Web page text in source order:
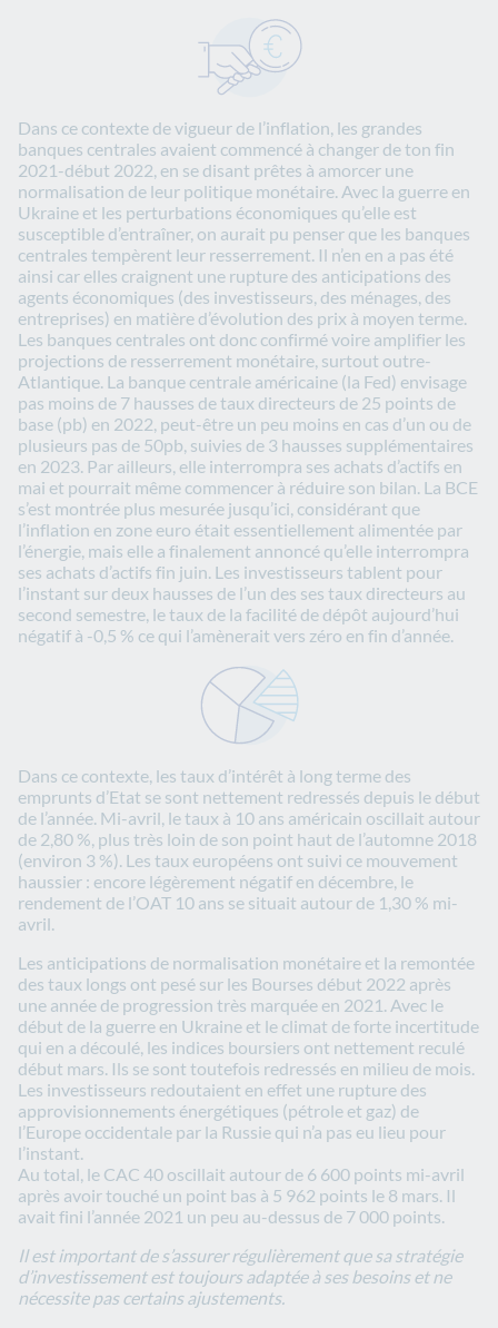
Dans ce contexte de vigueur de l’inflation, les grandes
banques centrales avaient commencé à changer de ton fin
2021-début 2022, en se disant prêtes à amorcer une
normalisation de leur politique monétaire. Avec la guerre en
Ukraine et les perturbations économiques qu’elle est
susceptible d’entraîner, on aurait pu penser que les banques
centrales tempèrent leur resserrement. Il n’en en a pas été
ainsi car elles craignent une rupture des anticipations des
agents économiques (des investisseurs, des ménages, des
entreprises) en matière d’évolution des prix à moyen terme.
Les banques centrales ont donc confirmé voire amplifier les
projections de resserrement monétaire, surtout outre-
Atlantique. La banque centrale américaine (la Fed) envisage
pas moins de 7 hausses de taux directeurs de 25 points de
base (pb) en 2022, peut-être un peu moins en cas d’un ou de
plusieurs pas de 50pb, suivies de 3 hausses supplémentaires
en 2023. Par ailleurs, elle interrompra ses achats d’actifs en
mai et pourrait même commencer à réduire son bilan. La BCE
s’est montrée plus mesurée jusqu’ici, considérant que
l’inflation en zone euro était essentiellement alimentée par
l’énergie, mais elle a finalement annoncé qu’elle interrompra
ses achats d’actifs fin juin. Les investisseurs tablent pour
l’instant sur deux hausses de l’un des ses taux directeurs au
second semestre, le taux de la facilité de dépôt aujourd’hui
négatif à -0,5 % ce qui l’amènerait vers zéro en fin d’année.
Dans ce contexte, les taux d’intérêt à long terme des
emprunts d’Etat se sont nettement redressés depuis le début
de l’année. Mi-avril, le taux à 10 ans américain oscillait autour
de 2,80 %, plus très loin de son point haut de l’automne 2018
(environ 3 %). Les taux européens ont suivi ce mouvement
haussier : encore légèrement négatif en décembre, le
rendement de l’OAT 10 ans se situait autour de 1,30 % mi-
avril.
Les anticipations de normalisation monétaire et la remontée
des taux longs ont pesé sur les Bourses début 2022 après
une année de progression très marquée en 2021. Avec le
début de la guerre en Ukraine et le climat de forte incertitude
qui en a découlé, les indices boursiers ont nettement reculé
début mars. Ils se sont toutefois redressés en milieu de mois.
Les investisseurs redoutaient en effet une rupture des
approvisionnements énergétiques (pétrole et gaz) de
l’Europe occidentale par la Russie qui n’a pas eu lieu pour
l’instant.
Au total, le CAC 40 oscillait autour de 6 600 points mi-avril
après avoir touché un point bas à 5 962 points le 8 mars. Il
avait fini l’année 2021 un peu au-dessus de 7 000 points.
Il est important de s’assurer régulièrement que sa stratégie
d’investissement est toujours adaptée à ses besoins et ne
nécessite pas certains ajustements.